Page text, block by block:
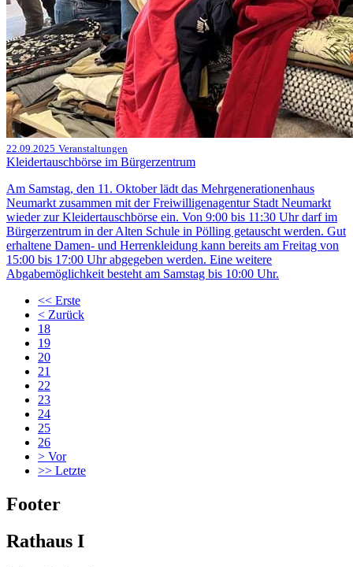
22.09.2025 Veranstaltungen
Kleidertauschbörse im Bürgerzentrum
Am Samstag, den 11. Oktober lädt das Mehrgenerationenhaus
Neumarkt zusammen mit der Freiwilligenagentur Stadt Neumarkt
wieder zur Kleidertauschbörse ein. Von 9:00 bis 11:30 Uhr darf im
Bürgerzentrum in der Alten Schule in Pölling getauscht werden. Gut
erhaltene Damen- und Herrenkleidung kann bereits am Freitag von
15:00 bis 17:00 Uhr abgegeben werden. Eine weitere
Abgabemöglichkeit besteht am Samstag bis 10:00 Uhr.
<< Erste
< Zurück
18
19
20
21
22
23
24
25
26
> Vor
>> Letzte
Footer
Rathaus I